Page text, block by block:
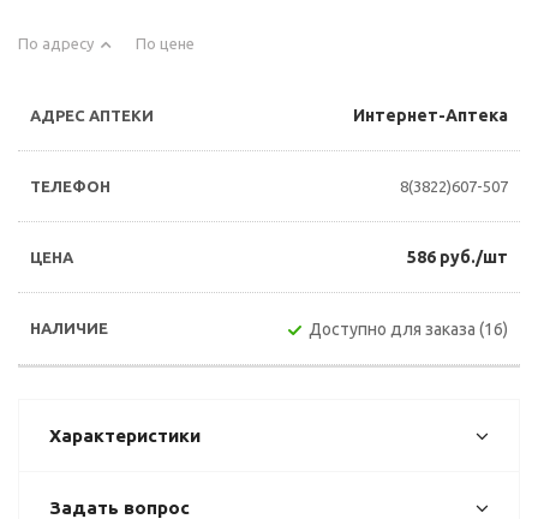
По адресу По цене
Интернет-Аптека
8(3822)607-507
586 руб./шт
Доступно для заказа (16)
Характеристики
Задать вопрос